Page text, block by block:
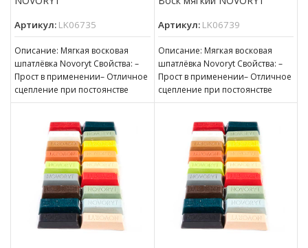
Артикул: LK06735
Описание: Мягкая восковая
шпатлёвка Novoryt Свойства: –
Прост в применении– Отличное
сцепление при постоянстве
консистенции– Готов к
Артикул: LK06739
Описание: Мягкая восковая
шпатлёвка Novoryt Свойства: –
Прост в применении– Отличное
сцепление при постоянстве
консистенции– Готов к